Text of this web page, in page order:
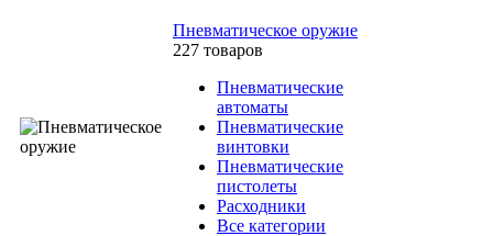
Пневматическое оружие
227 товаров
Пневматические
автоматы
Пневматические
винтовки
Пневматические
пистолеты
Расходники
Все категории